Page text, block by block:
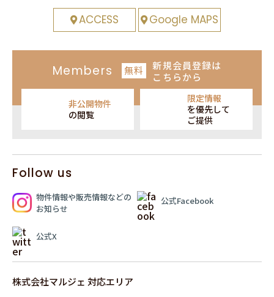
ACCESS Google MAPS
Follow us
物件情報や販売情報などの
お知らせ
公式Facebook
公式X
Members 無料 新規会員登録は
こちらから
非公開物件
の閲覧
限定情報
を優先して
ご提供
株式会社マルジェ 対応エリア